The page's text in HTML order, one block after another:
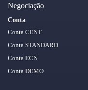
Negociação
Conta
Conta CENT
Conta STANDARD
Conta ECN
Conta DEMO